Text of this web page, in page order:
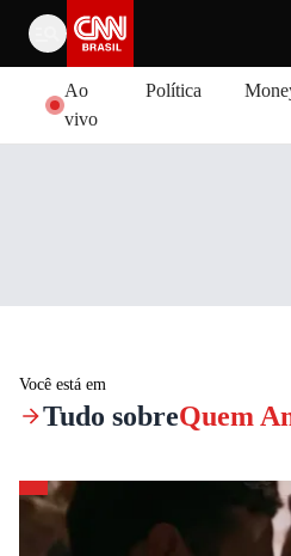
Ao
vivo
Política
Você está em
Tudo sobreQuem